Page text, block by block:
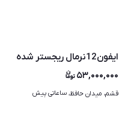
ایفون12نرمال ریجستر شده
۵۳,۰۰۰,۰۰۰
قشم، میدان حافظ، ساعاتی پیش